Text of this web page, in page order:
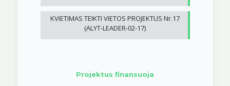
KVIETIMAS TEIKTI VIETOS PROJEKTUS Nr.17
(ALYT-LEADER-02-17)
Projektus finansuoja